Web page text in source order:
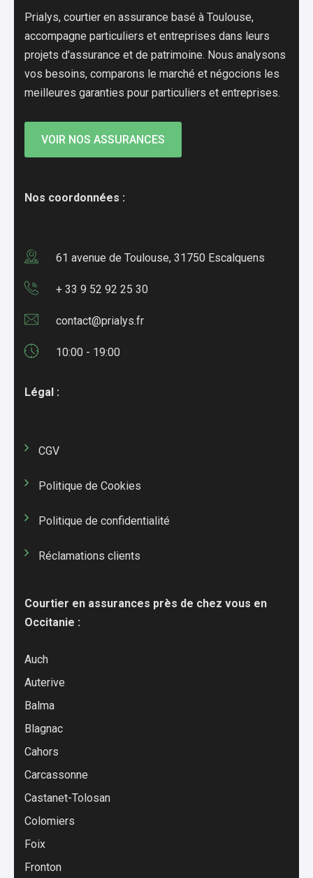
Prialys, courtier en assurance basé à Toulouse,
accompagne particuliers et entreprises dans leurs
projets d'assurance et de patrimoine. Nous analysons
vos besoins, comparons le marché et négocions les
meilleures garanties pour particuliers et entreprises.
VOIR NOS ASSURANCES
Nos coordonnées :
61 avenue de Toulouse, 31750 Escalquens
+ 33 9 52 92 25 30
contact@prialys.fr
10:00 - 19:00
Légal :
CGV
Politique de Cookies
Politique de confidentialité
Réclamations clients
Courtier en assurances près de chez vous en
Occitanie :
Auch
Auterive
Balma
Blagnac
Cahors
Carcassonne
Castanet-Tolosan
Colomiers
Foix
Fronton